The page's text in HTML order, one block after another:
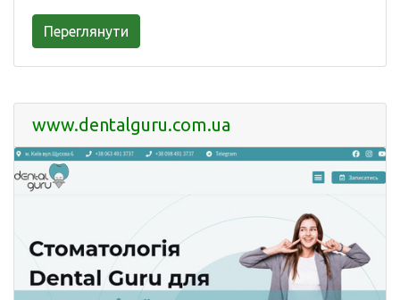
Переглянути
www.dentalguru.com.ua